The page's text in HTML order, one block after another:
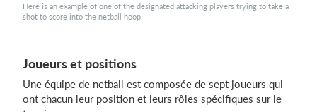
Here is an example of one of the designated attacking players trying to take a
shot to score into the netball hoop.
Joueurs et positions
Une équipe de netball est composée de sept joueurs qui
ont chacun leur position et leurs rôles spécifiques sur le